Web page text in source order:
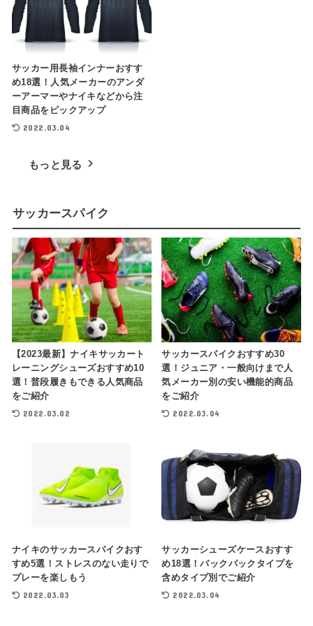
サッカー用長袖インナーおすす
め18選！人気メーカーのアンダ
ーアーマーやナイキなどから注
目商品をピックアップ
2022.03.04
もっと見る
サッカースパイク
【2023最新】ナイキサッカート
レーニングシューズおすすめ10
選！普段履きもできる人気商品
をご紹介
2022.03.02
サッカースパイクおすすめ30
選！ジュニア・一般向けまで人
気メーカー別の安い機能的商品
をご紹介
2022.03.04
ナイキのサッカースパイクおす
すめ5選！ストレスのない走りで
プレーを楽しもう
2022.03.03
サッカーシューズケースおすす
め18選！バックパックタイプを
含めタイプ別でご紹介
2022.03.04